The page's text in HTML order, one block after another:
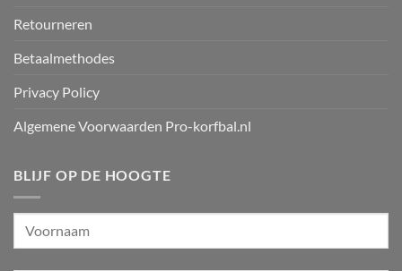
Retourneren
Betaalmethodes
Privacy Policy
Algemene Voorwaarden Pro-korfbal.nl
BLIJF OP DE HOOGTE